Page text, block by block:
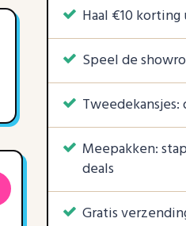
3 KORTINGSCODES
5%|5%|5%
1
Haal €10
Speel de
Meepakken:
deals
Gratis